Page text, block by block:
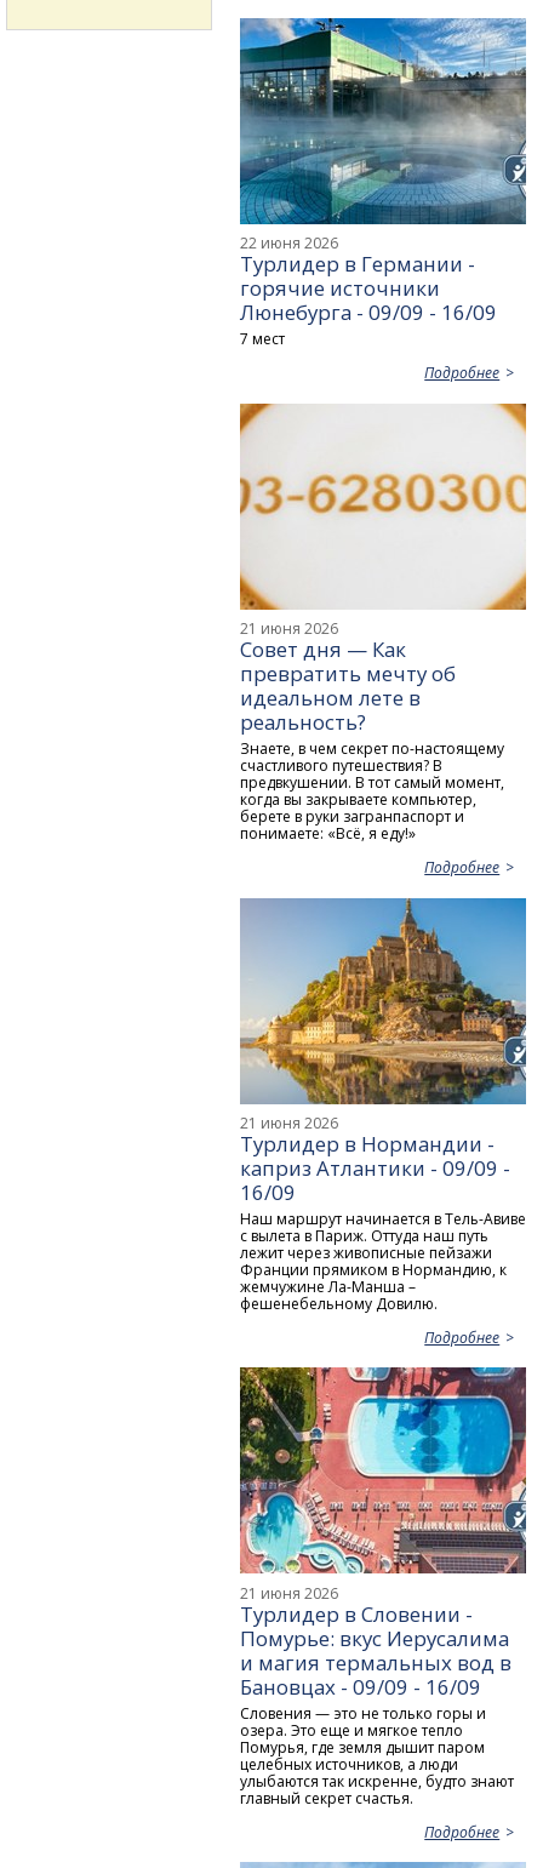
22 июня 2026
Турлидер в Германии -
горячие источники
Люнебурга - 09/09 - 16/09
7 мест
Подробнее
21 июня 2026
Совет дня — Как
превратить мечту об
идеальном лете в
реальность?
Знаете, в чем секрет по-настоящему
счастливого путешествия? В
предвкушении. В тот самый момент,
когда вы закрываете компьютер,
берете в руки загранпаспорт и
понимаете: «Всё, я еду!»
Подробнее
21 июня 2026
Турлидер в Нормандии -
каприз Атлантики - 09/09 -
16/09
Наш маршрут начинается в Тель-Авиве
с вылета в Париж. Оттуда наш путь
лежит через живописные пейзажи
Франции прямиком в Нормандию, к
жемчужине Ла-Манша –
фешенебельному Довилю.
Подробнее
21 июня 2026
Турлидер в Словении -
Помурье: вкус Иерусалима
и магия термальных вод в
Бановцах - 09/09 - 16/09
Словения — это не только горы и
озера. Это еще и мягкое тепло
Помурья, где земля дышит паром
целебных источников, а люди
улыбаются так искренне, будто знают
главный секрет счастья.
Подробнее